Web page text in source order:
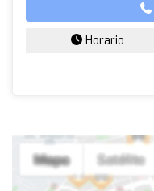
Horario